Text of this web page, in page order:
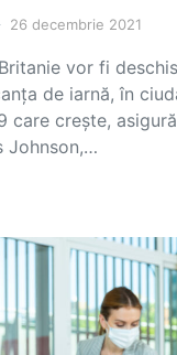
26 decembrie 2021
vor fi
de iarnă, în
care crește,
Johnson,…